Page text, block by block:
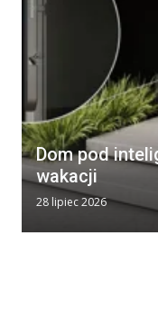
Dom pod
wakacji
28 lipiec 2026